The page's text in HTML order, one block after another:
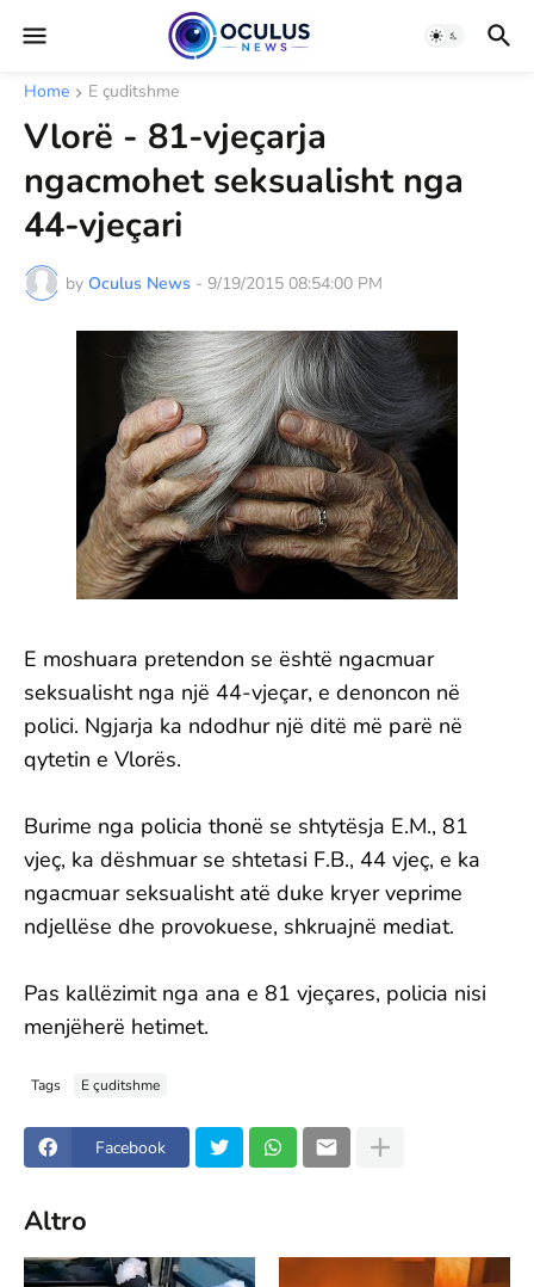
Home E çuditshme
Vlorë - 81-vjeçarja
ngacmohet seksualisht nga
44-vjeçari
by Oculus News - 9/19/2015 08:54:00 PM
E moshuara pretendon se është ngacmuar
seksualisht nga një 44-vjeçar, e denoncon në
polici. Ngjarja ka ndodhur një ditë më parë në
qytetin e Vlorës.
Burime nga policia thonë se shtytësja E.M., 81
vjeç, ka dëshmuar se shtetasi F.B., 44 vjeç, e ka
ngacmuar seksualisht atë duke kryer veprime
ndjellëse dhe provokuese, shkruajnë mediat.
Pas kallëzimit nga ana e 81 vjeçares, policia nisi
menjëherë hetimet.
Tags E çuditshme
Facebook
Altro